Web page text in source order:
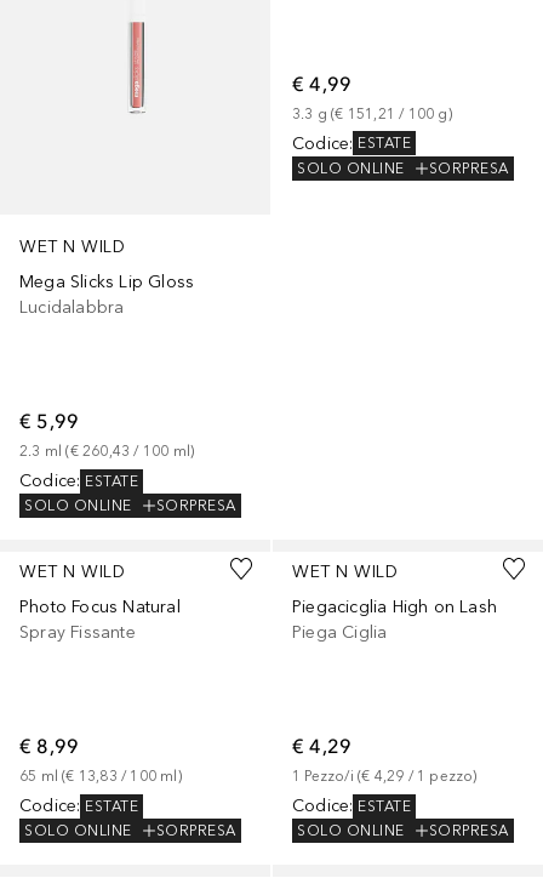
WET N WILD
Mega Slicks Lip Gloss
Lucidalabbra
€ 5,99
2.3 ml (€ 260,43 / 100 ml)
Codice: ESTATE
SOLO ONLINE
SORPRESA
€ 4,99
3.3 g (€ 151,21 / 100 g)
Codice: ESTATE
SOLO ONLINE
SORPRESA
WET N WILD
Photo Focus Natural
Spray Fissante
€ 8,99
65 ml (€ 13,83 / 100 ml )
Codice: ESTATE
SOLO ONLINE
SORPRESA
WET N WILD
Piegacicglia High on Lash
Piega Ciglia
€ 4,29
1 Pezzo/i (€ 4,29 / 1 pezzo)
Codice: ESTATE
SOLO ONLINE
SORPRESA